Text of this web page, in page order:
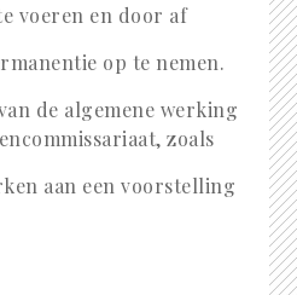
voeren en door af
op te nemen.
de algemene werking
zoals
aan een voorstelling